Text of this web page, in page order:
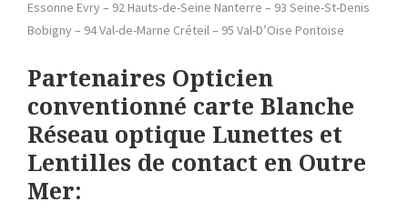
Essonne Evry – 92 Hauts-de-Seine Nanterre – 93 Seine-St-Denis
Bobigny – 94 Val-de-Marne Créteil – 95 Val-D’Oise Pontoise
Partenaires Opticien
conventionné carte Blanche
Réseau optique Lunettes et
Lentilles de contact en Outre
Mer: